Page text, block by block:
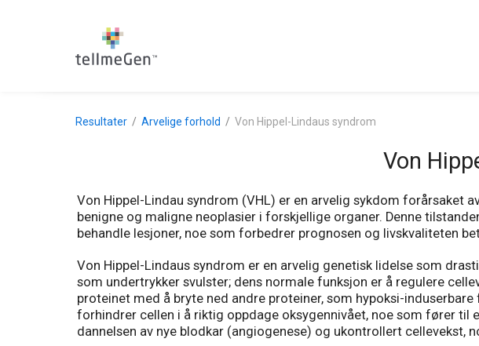
Resultater Arvelige forhold Von Hippel-Lindaus syndrom
Von
Von Hippel-Lindau syndrom (VHL) er en arvelig sykdom forårsaket
benigne og maligne neoplasier i forskjellige organer. Denne
behandle lesjoner, noe som forbedrer prognosen og livskvaliteten
Von Hippel-Lindaus syndrom er en arvelig genetisk lidelse som
som undertrykker svulster; dens normale funksjon er å regulere
proteinet med å bryte ned andre proteiner, som hypoksi-
forhindrer cellen i å riktig oppdage oksygennivået, noe som fører til
dannelsen av nye blodkar (angiogenese) og ukontrollert cellevekst,